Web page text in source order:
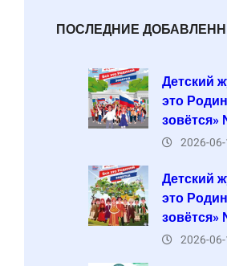
ПОСЛЕДНИЕ
Детский
это
2026-
Детский
это
2026-